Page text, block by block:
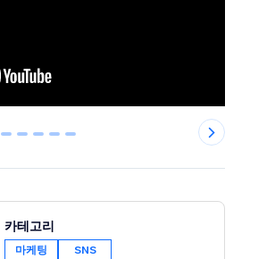
3 4 5 6 7
카테고리
마케팅 SNS